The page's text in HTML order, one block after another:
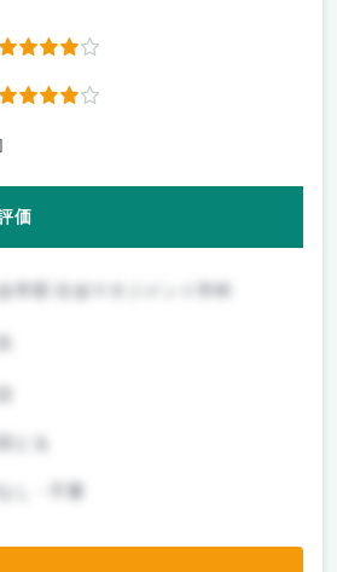
4
4
価
とる
し・不要